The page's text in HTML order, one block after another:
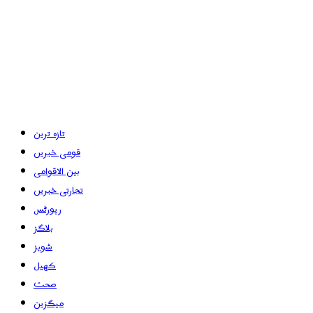
تازہ ترین
قومی خبریں
بین الاقوامی
تجارتی خبریں
رپورٹس
بلاگز
شوبز
کھیل
صحت
میگزین